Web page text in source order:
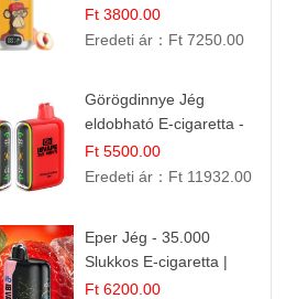
eldobható e-Cigaretta |
Friss Gyümölcs Íz
Ft 3800.00
Eredeti ár： Ft 7250.00
Görögdinnye Jég
eldobható E-cigaretta -
25.000 Slukk | Frissítő
Nyári Íz
Ft 5500.00
Eredeti ár： Ft 11932.00
Eper Jég - 35.000
Slukkos E-cigaretta |
IBVape Bar
Ft 6200.00